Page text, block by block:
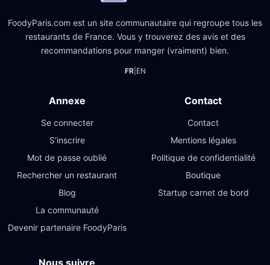
FoodyParis.com est un site communautaire qui regroupe tous les
restaurants de France. Vous y trouverez des avis et des
recommandations pour manger (vraiment) bien.
FR| EN
Annexe
Se connecter
S'inscrire
Mot de passe oublié
Rechercher un restaurant
Blog
La communauté
Devenir partenaire FoodyParis
Contact
Contact
Mentions légales
Politique de confidentialité
Boutique
Startup carnet de bord